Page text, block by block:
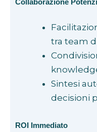
Collaborazione
tra team
Sintesi
decisioni
ROI Immediato